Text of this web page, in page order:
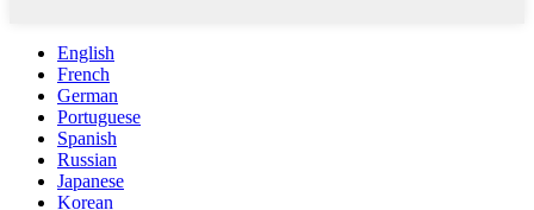
English
French
German
Portuguese
Spanish
Russian
Japanese
Korean